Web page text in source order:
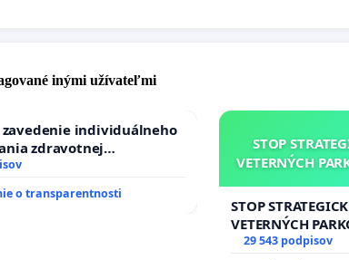
inými užívateľmi
zavedenie individuálneho
zdravotnej
osôb s diabetom 1. a 2.
o transparentnosti
STOP
VETERNÝCH
STOP
VETERNÝCH
29 543 podpisov